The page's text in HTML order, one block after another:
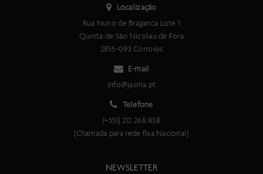
As especificacões técnicas deste produto estão sujeitas a
alterações sem aviso prévio.
As imagens deste produto são meramente ilustrativas.
Localização
Rua Nuno de Braganca Lote 1
Quinta de São Nicolau de Fora
2855-093 Corroios
E-mail
info@jasma.pt
Telefone
(+351) 212 268 838
(Chamada para rede fixa Nacional)
NEWSLETTER